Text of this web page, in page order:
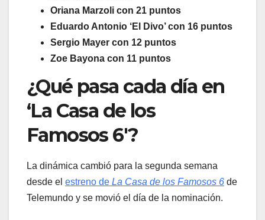
Oriana Marzoli con 21 puntos
Eduardo Antonio ‘El Divo’ con 16 puntos
Sergio Mayer con 12 puntos
Zoe Bayona con 11 puntos
¿Qué pasa cada día en
‘La Casa de los
Famosos 6′?
La dinámica cambió para la segunda semana
desde el estreno de La Casa de los Famosos 6 de
Telemundo y se movió el día de la nominación.